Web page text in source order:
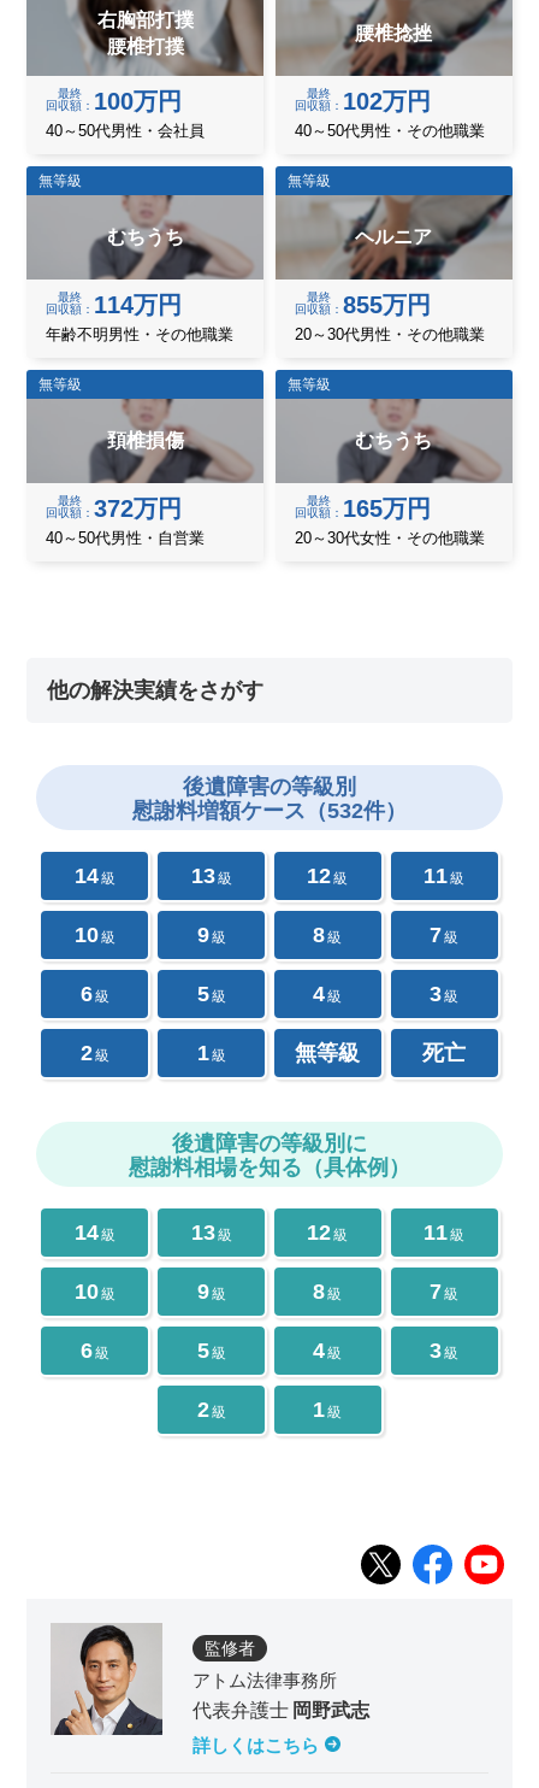
右胸部打撲
腰椎打撲
最終
回収額
100万円
40～50代男性・会社員
腰椎捻挫
最終
回収額
102万円
40～50代男性・その他職業
無等級
むちうち
最終
回収額
114万円
年齢不明男性・その他職業
無等級
ヘルニア
最終
回収額
855万円
20～30代男性・その他職業
無等級
頚椎損傷
最終
回収額
372万円
40～50代男性・自営業
無等級
むちうち
最終
回収額
165万円
20～30代女性・その他職業
他の解決実績をさがす
後遺障害の等級別
慰謝料増額ケース（532件）
14級 13級 12級 11級
10級 9級 8級 7級
6級 5級 4級 3級
2級 1級 無等級 死亡
後遺障害の等級別に
慰謝料相場を知る（具体例）
14級 13級 12級 11級
10級 9級 8級 7級
6級 5級 4級 3級
2級 1級
監修者
アトム法律事務所
代表弁護士 岡野武志
詳しくはこちら